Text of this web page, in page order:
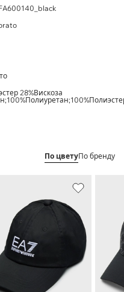
28%Вискоза
По цветуПо бренду